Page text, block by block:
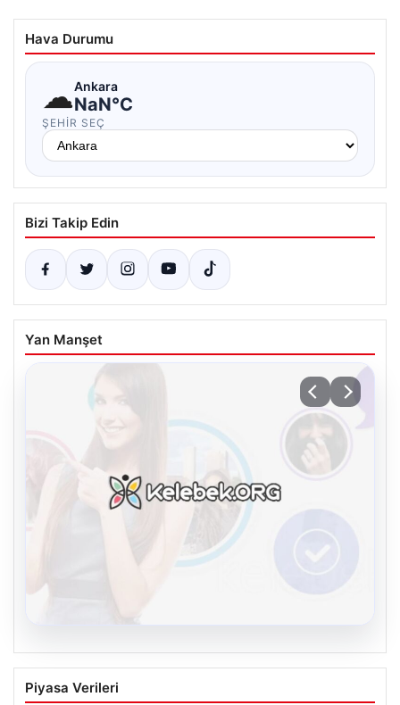
Hava Durumu
☁Ankara
NaN°C
ŞEHIR SEÇ
Bizi Takip Edin
Yan Manşet
Kelebek sohbet platformu İle Dijital
İletişimin Güvenli Adresi Ve Chat
Piyasa Verileri